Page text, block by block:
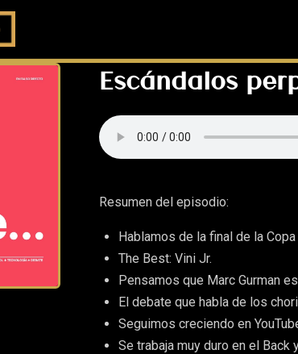
Escándalos
Resumen del episodio:
Hablamos de la final de la
The Best: Vini Jr.
Pensamos que Marc Gurman
El debate que habla de los
Seguimos creciendo en
Se trabaja muy duro en el